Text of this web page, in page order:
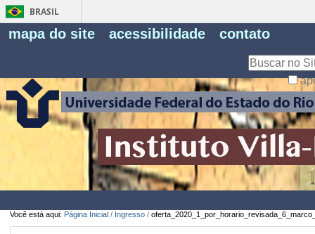
BRASIL
mapa do site acessibilidade contato
Você está aqui: Página Inicial / Ingresso /